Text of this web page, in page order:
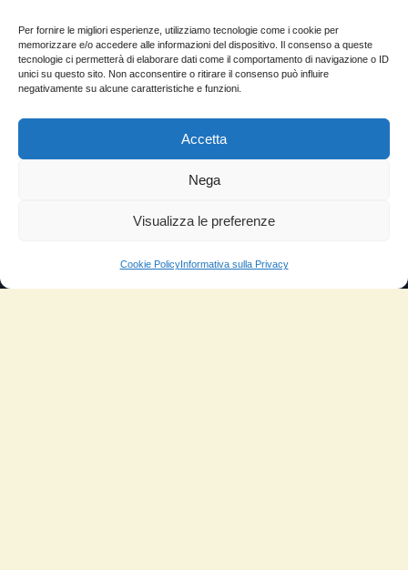
Per fornire le migliori esperienze, utilizziamo tecnologie come i cookie per
memorizzare e/o accedere alle informazioni del dispositivo. Il consenso a queste
tecnologie ci permetterà di elaborare dati come il comportamento di navigazione o ID
unici su questo sito. Non acconsentire o ritirare il consenso può influire
negativamente su alcune caratteristiche e funzioni.
Accetta
Nega
Visualizza le preferenze
Cookie PolicyInformativa sulla Privacy